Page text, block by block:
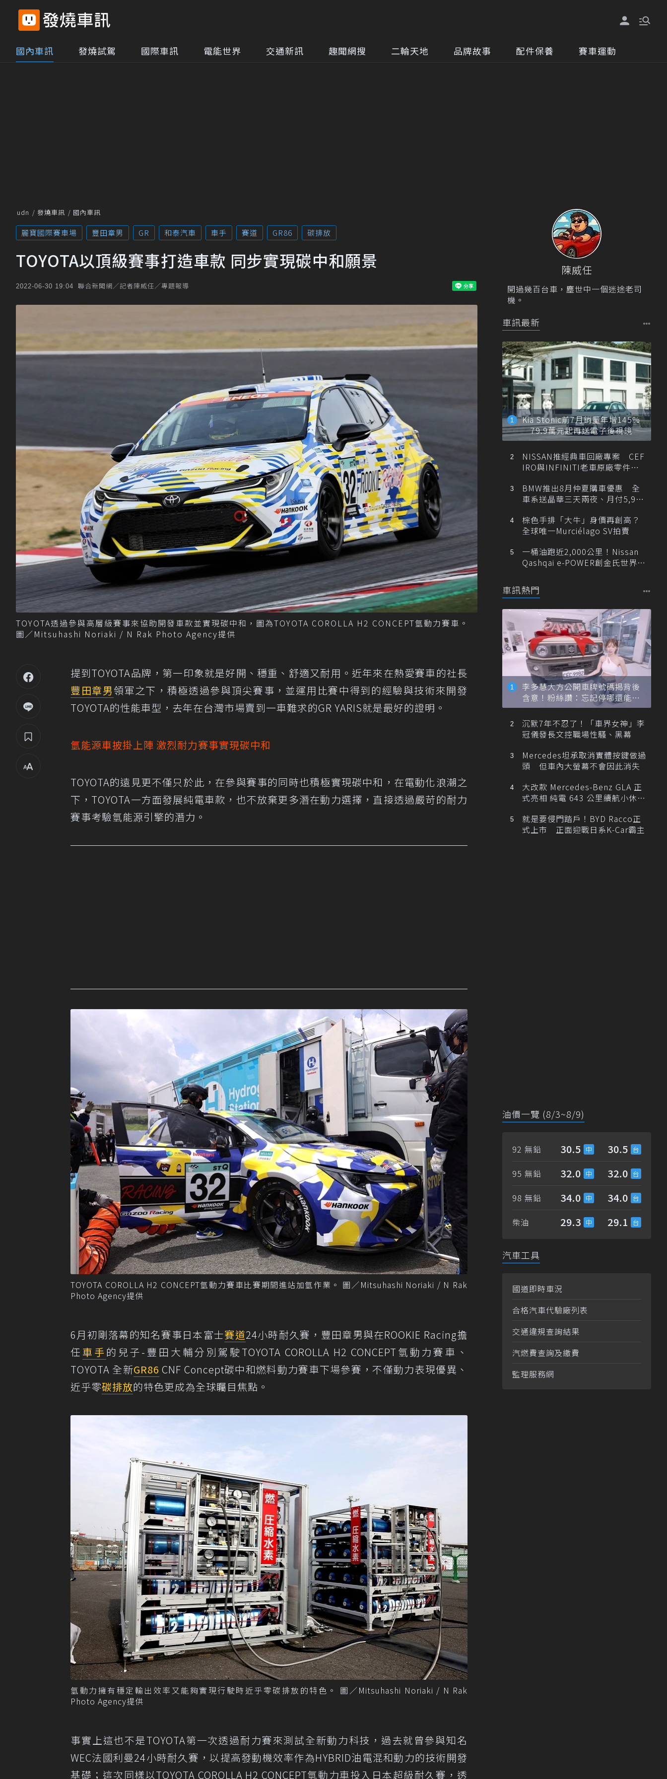
國內車訊 發燒試駕 國際車訊 電能世界 交通新訊 趣聞網搜 二輪天地 品牌故事 配件保養 賽車運動
udn 發燒車訊 國內車訊
麗寶國際賽車場 豐田章男 GR 和泰汽車 車手 賽道 GR86 碳排放
TOYOTA以頂級賽事打造車款 同步實現碳中和願景
2022-06-30 19:04 聯合新聞網／記者陳威任／專題報導
TOYOTA透過參與高層級賽事來協助開發車款並實現碳中和，圖為TOYOTA COROLLA H2 CONCEPT氫動力賽車。
圖／Mitsuhashi Noriaki / N Rak Photo Agency提供
提到TOYOTA品牌，第一印象就是好開、穩重、舒適又耐用。近年來在熱愛賽車的社長
豐田章男領軍之下，積極透過參與頂尖賽事，並運用比賽中得到的經驗與技術來開發
TOYOTA的性能車型，去年在台灣市場賣到一車難求的GR YARIS就是最好的證明。
氫能源車披掛上陣 激烈耐力賽事實現碳中和
TOYOTA的遠見更不僅只於此，在參與賽事的同時也積極實現碳中和，在電動化浪潮之
下，TOYOTA一方面發展純電車款，也不放棄更多潛在動力選擇，直接透過嚴苛的耐力
賽事考驗氫能源引擎的潛力。
TOYOTA COROLLA H2 CONCEPT氫動力賽車比賽期間進站加氫作業。 圖／Mitsuhashi Noriaki / N Rak
Photo Agency提供
6月初剛落幕的知名賽事日本富士賽道24小時耐久賽，豐田章男與在ROOKIE Racing擔
任車手的兒子-豐田大輔分別駕駛TOYOTA COROLLA H2 CONCEPT氫動力賽車、
TOYOTA 全新GR86 CNF Concept碳中和燃料動力賽車下場參賽，不僅動力表現優異、
近乎零碳排放的特色更成為全球矚目焦點。
氫動力擁有穩定輸出效率又能夠實現行駛時近乎零碳排放的特色。 圖／Mitsuhashi Noriaki / N Rak
Photo Agency提供
事實上這也不是TOYOTA第一次透過耐力賽來測試全新動力科技，過去就曾參與知名
WEC法國利曼24小時耐久賽，以提高發動機效率作為HYBRID油電混和動力的技術開發
基礎；這次同樣以TOYOTA COROLLA H2 CONCEPT氫動力車投入日本超級耐久賽，透
陳威任
開過幾百台車，塵世中一個迷途老司
機。
車訊最新
Kia Stonic前7月銷量年增145%
79.9萬元起再送電子後視鏡
NISSAN推經典車回廠專案 CEF
IRO與INFINITI老車原廠零件最
BMW推出8月仲夏購車優惠 全
車系送晶華三天兩夜、月付5,900
棕色手排「大牛」身價再創高？
全球唯一Murciélago SV拍賣
一桶油跑近2,000公里！Nissan
Qashqai e-POWER創金氏世界紀
車訊熱門
李多慧大方公開車牌號碼揭背後
含意！粉絲讚：忘記停哪還能幫
忙找車
沉默7年不忍了！「車界女神」李
冠儀發長文控職場性騷、黑幕
Mercedes坦承取消實體按鍵做過
頭 但車內大螢幕不會因此消失
大改款 Mercedes-Benz GLA 正
式亮相 純電 643 公里續航小休
就是要侵門踏戶！BYD Racco正
式上市 正面迎戰日系K-Car霸主
油價一覽 (8/3~8/9)
92 無鉛 30.5 30.5
95 無鉛 32.0 32.0
98 無鉛 34.0 34.0
柴油 29.3 29.1
汽車工具
國道即時車況
合格汽車代驗廠列表
交通違規查詢結果
汽燃費查詢及繳費
監理服務網